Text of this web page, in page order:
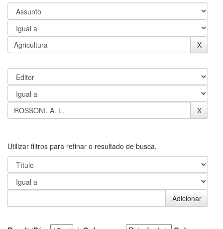
Utilizar filtros para refinar o resultado de busca.